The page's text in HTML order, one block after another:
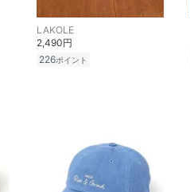
LAKOLE
2,490円
226ポイント